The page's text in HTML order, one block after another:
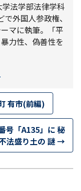
法学部法律学科
外国人参政権、
マに執筆。「平
力性、偽善性を
有市(前編)
号「A135」に 秘
法盛り土の 謎→